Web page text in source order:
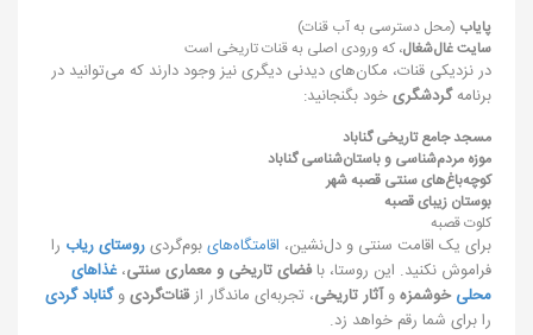
پایاب (محل دسترسی به آب قنات)
سایت غال‌شغال، که ورودی اصلی به قنات تاریخی است
در نزدیکی قنات، مکان‌های دیدنی دیگری نیز وجود دارند که می‌توانید در
برنامهگردشگریخود بگنجانید:
مسجد جامع تاریخی گناباد
موزه مردم‌شناسی و باستان‌شناسی گناباد
کوچه‌باغ‌های سنتی قصبه شهر
بوستان زیبای قصبه
کلوت قصبه
برای یک اقامت سنتی و دل‌نشین، اقامتگاه‌هایبوم‌گردیروستای ریاب را
فراموش نکنید. این روستا، بافضای تاریخی و معماری سنتی،غذاهای
محلیخوشمزهوآثار تاریخی، تجربه‌ای ماندگار ازقنات‌گردیوگناباد گردی
را برای شما رقم خواهد زد.